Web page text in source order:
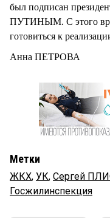
был подписан
ПУТИНЫМ. С этого
готовиться к
Анна ПЕТРОВА
Метки
ЖКХ, УК, Сергей
Госжилинспекция